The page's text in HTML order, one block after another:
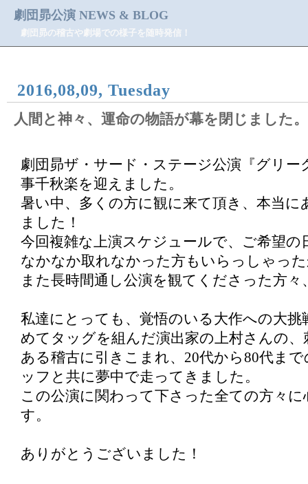
劇団昴公演 NEWS & BLOG
劇団昴の稽古や劇場での様子を随時発信！
2016,08,09, Tuesday
人間と神々、運命の物語が幕を閉じました。
劇団昴ザ・サード・ステージ公演『グリー
事千秋楽を迎えました。
暑い中、多くの方に観に来て頂き、本当に
ました！
今回複雑な上演スケジュールで、ご希望の
なかなか取れなかった方もいらっしゃっ
また長時間通し公演を観てくださった方々
私達にとっても、覚悟のいる大作への大挑
めてタッグを組んだ演出家の上村さんの、
ある稽古に引きこまれ、20代から80代ま
ッフと共に夢中で走ってきました。
この公演に関わって下さった全ての方々
す。
ありがとうございました！